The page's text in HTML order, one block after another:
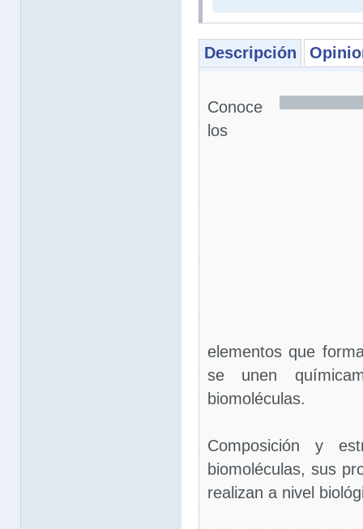
Descripción
Conoce
los
elementos que
se unen
biomoléculas.
Composición y
biomoléculas, sus
realizan a nivel